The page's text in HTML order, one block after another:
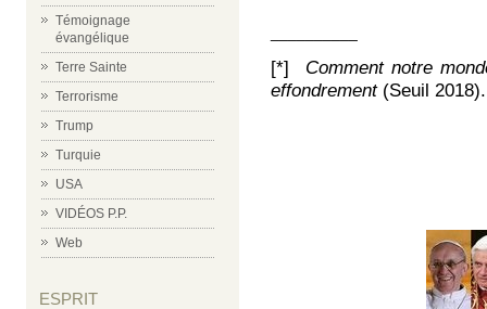
Témoignage
évangélique
Terre Sainte
Terrorisme
Trump
Turquie
USA
VIDÉOS P.P.
Web
ESPRIT
[*] Comment notre
effondrement(Seuil 2018).